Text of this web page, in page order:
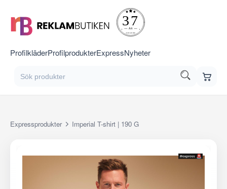
ProfilkläderProfilprodukterExpressNyheter
Expressprodukter Imperial T-shirt | 190 G